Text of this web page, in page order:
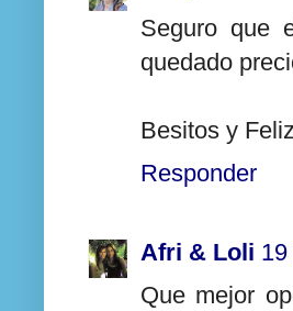
Seguro que
quedado
Besitos y
Responder
Afri & Loli
Que mejor